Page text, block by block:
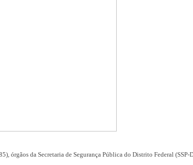
órgãos da Secretaria de Segurança Pública do Distrito Federal